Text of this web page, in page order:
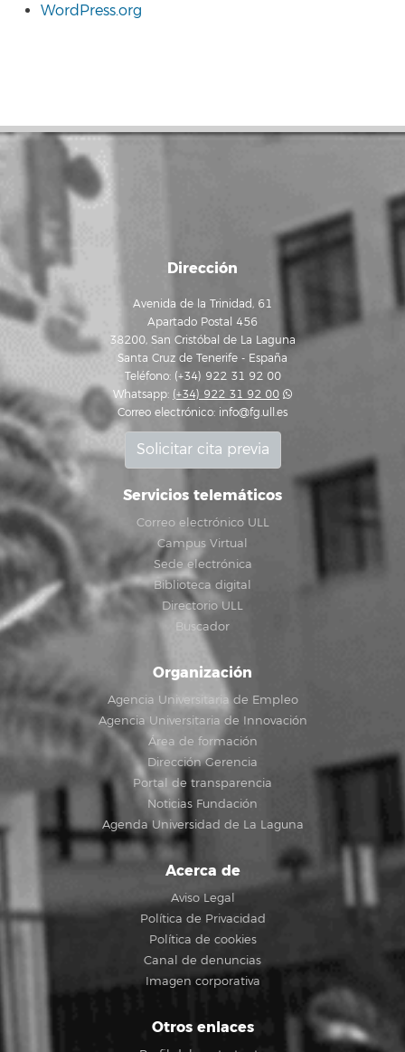
WordPress.org
Dirección
Avenida de la Trinidad, 61
Apartado Postal 456
38200, San Cristóbal de La Laguna
Santa Cruz de Tenerife - España
Teléfono: (+34) 922 31 92 00
Whatsapp: (+34) 922 31 92 00
Correo electrónico: info@fg.ull.es
Solicitar cita previa
Servicios telemáticos
Correo electrónico ULL
Campus Virtual
Sede electrónica
Biblioteca digital
Directorio ULL
Buscador
Organización
Agencia Universitaria de Empleo
Agencia Universitaria de Innovación
Área de formación
Dirección Gerencia
Portal de transparencia
Noticias Fundación
Agenda Universidad de La Laguna
Acerca de
Aviso Legal
Política de Privacidad
Política de cookies
Canal de denuncias
Imagen corporativa
Otros enlaces